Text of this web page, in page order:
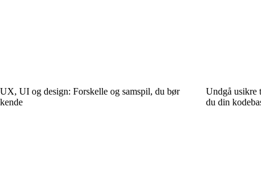
UX, UI og design: Forskelle og samspil, du bør
kende
Undgå usikre
du din